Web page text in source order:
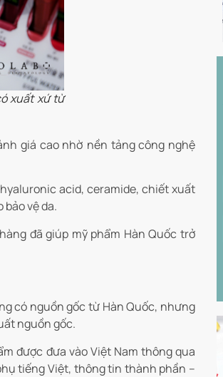
xuất xứ từ
giá cao nhờ nền tảng công nghệ
acid, ceramide, chiết xuất
vệ da.
đã giúp mỹ phẩm Hàn Quốc trở
có nguồn gốc từ Hàn Quốc, nhưng
nguồn gốc.
được đưa vào Việt Nam thông qua
tiếng Việt, thông tin thành phần –